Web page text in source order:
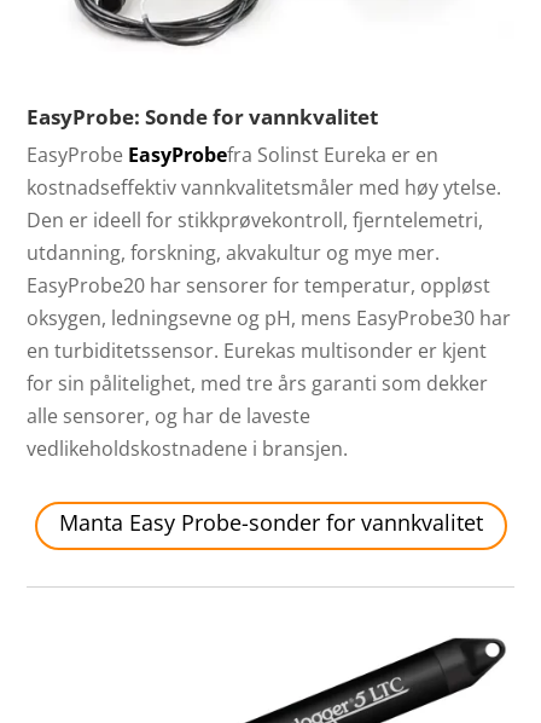
EasyProbe: Sonde for vannkvalitet
EasyProbe EasyProbefra Solinst Eureka er en
kostnadseffektiv vannkvalitetsmåler med høy ytelse.
Den er ideell for stikkprøvekontroll, fjerntelemetri,
utdanning, forskning, akvakultur og mye mer.
EasyProbe20 har sensorer for temperatur, oppløst
oksygen, ledningsevne og pH, mens EasyProbe30 har
en turbiditetssensor. Eurekas multisonder er kjent
for sin pålitelighet, med tre års garanti som dekker
alle sensorer, og har de laveste
vedlikeholdskostnadene i bransjen.
Manta Easy Probe-sonder for vannkvalitet